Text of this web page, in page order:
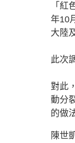
「
年10
大陸
此次
對此
動分
的做
陳世